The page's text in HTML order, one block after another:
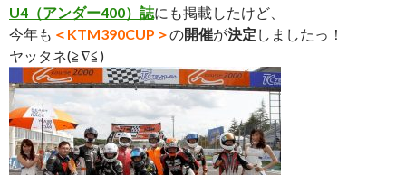
U4（アンダー400）誌にも掲載したけど、
今年も ＜KTM390CUP＞の開催が決定 しましたっ！
ヤッタネ(≧∇≦)